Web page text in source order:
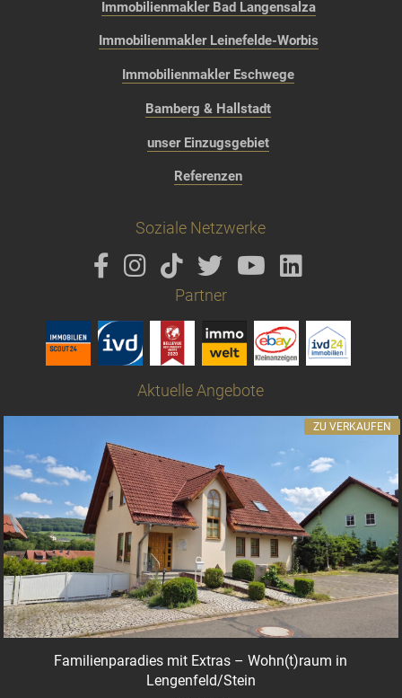
Immobilienmakler Bad Langensalza
Immobilienmakler Leinefelde-Worbis
Immobilienmakler Eschwege
Bamberg & Hallstadt
unser Einzugsgebiet
Referenzen
Soziale Netzwerke
Partner
Aktuelle Angebote
Familienparadies mit Extras – Wohn(t)raum in
Lengenfeld/Stein
ZU VERKAUFEN